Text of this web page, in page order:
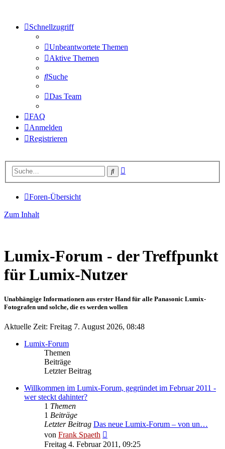
Schnellzugriff
Unbeantwortete Themen
Aktive Themen
Suche
Das Team
FAQ
Anmelden
Registrieren
Suche
Foren-Übersicht
Zum Inhalt
Lumix-Forum - der Treffpunkt
für Lumix-Nutzer
Unabhängige Informationen aus erster Hand für alle Panasonic Lumix-
Fotografen und solche, die es werden wollen
Aktuelle Zeit: Freitag 7. August 2026, 08:48
Lumix-Forum
Themen
Beiträge
Letzter Beitrag
Willkommen im Lumix-Forum, gegründet im Februar 2011 -
wer steckt dahinter?
1 Themen
1 Beiträge
Letzter Beitrag Das neue Lumix-Forum – von un…
von Frank Spaeth
Beitrag
Freitag 4. Februar 2011, 09:25